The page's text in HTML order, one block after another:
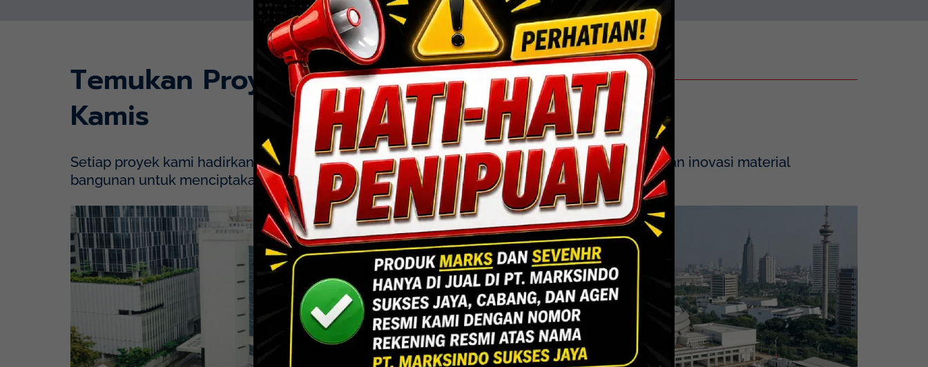
Temukan Proyek
Kamis
Setiap proyek kami hadirkan dengan presisi, efisiensi, dan sentuhan estetika. Mengintegrasikan inovasi material
bangunan untuk menciptakan solusi yang fungsional dan berdaya tahan tinggi.
Mayapada Hospital Kuningan (MHKN), Kuningan, Jakarta Selatan.
Lihat Detail Proyek
Lihat Detail Proyek